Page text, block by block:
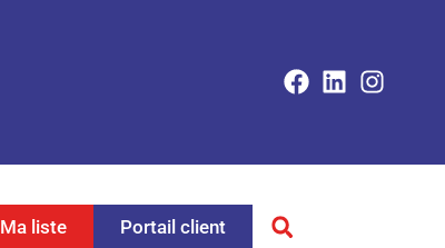
Ma liste Portail client